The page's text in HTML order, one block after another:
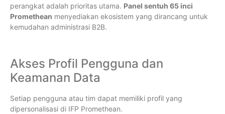
perangkat adalah prioritas utama. Panel sentuh 65 inci
Promethean menyediakan ekosistem yang dirancang untuk
kemudahan administrasi B2B.
Akses Profil Pengguna dan
Keamanan Data
Setiap pengguna atau tim dapat memiliki profil yang
dipersonalisasi di IFP Promethean.